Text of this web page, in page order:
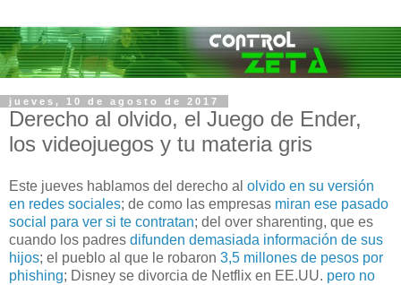
jueves, 10 de agosto de 2017
Derecho al olvido, el Juego de Ender,
los videojuegos y tu materia gris
Este jueves hablamos del derecho al olvido en su versión
en redes sociales; de como las empresas miran ese pasado
social para ver si te contratan; del over sharenting, que es
cuando los padres difunden demasiada información de sus
hijos; el pueblo al que le robaron 3,5 millones de pesos por
phishing; Disney se divorcia de Netflix en EE.UU. pero no